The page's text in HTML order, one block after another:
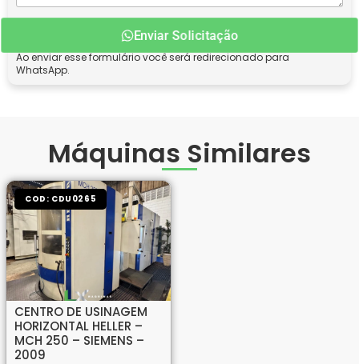
Enviar Solicitação
Ao enviar esse formulário você será redirecionado para
WhatsApp.
Máquinas Similares
COD: CDU0265
CENTRO DE USINAGEM
HORIZONTAL HELLER –
MCH 250 – SIEMENS –
2009